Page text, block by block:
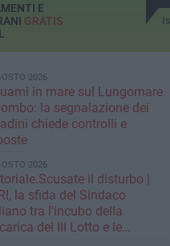
E
GRATIS
2026
in mare sul Lungomare
la segnalazione dei
chiede controlli e
2026
il disturbo |
la sfida del Sindaco
tra l'incubo della
del III Lotto e le